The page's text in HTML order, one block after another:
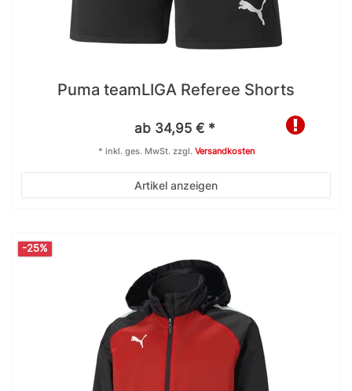
Puma teamLIGA Referee Shorts
ab 34,95 € *
Artikel anzeigen
* inkl. ges. MwSt.zzgl. Versandkosten
-25%